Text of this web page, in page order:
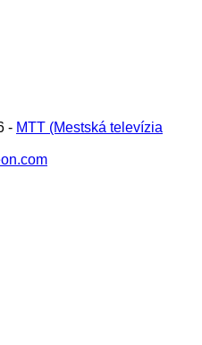
- MTT (Mestská televízia